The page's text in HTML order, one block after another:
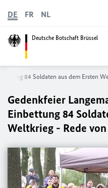
Deutsche Botschaft Brüssel
DE FR NL
84 Soldaten aus dem Ersten
Gedenkfeier
Einbettung 84
Weltkrieg - Rede